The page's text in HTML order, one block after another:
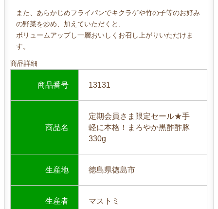
また、あらかじめフライパンでキクラゲや竹の子等のお好み
の野菜を炒め、加えていただくと、
ボリュームアップし一層おいしくお召し上がりいただけま
す。
商品詳細
商品番号 13131
商品名
定期会員さま限定セール★手
軽に本格！まろやか黒酢酢豚
330g
生産地 徳島県徳島市
生産者 マストミ